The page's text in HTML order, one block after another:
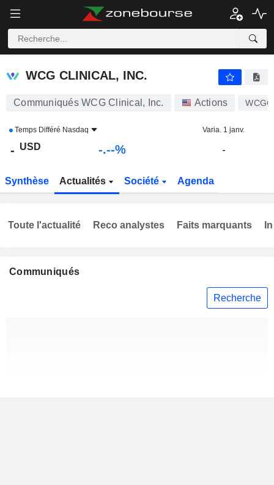
WCG CLINICAL, INC. - $ -
WCG CLINICAL, INC.
Communiqués WCG Clinical, Inc. Actions WCGC
Temps Différé Nasdaq Varia. 1 janv.
- USD -.--% -
Synthèse Actualités Société Agenda
Communiqués
Recherche
Toute l'actualité Reco analystes Faits marquants